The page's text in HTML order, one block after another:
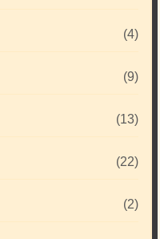
(4)
(9)
(13)
(22)
(2)